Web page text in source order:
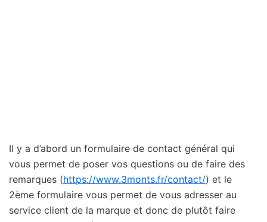
Il y a d’abord un formulaire de contact général qui
vous permet de poser vos questions ou de faire des
remarques (https://www.3monts.fr/contact/) et le
2ème formulaire vous permet de vous adresser au
service client de la marque et donc de plutôt faire